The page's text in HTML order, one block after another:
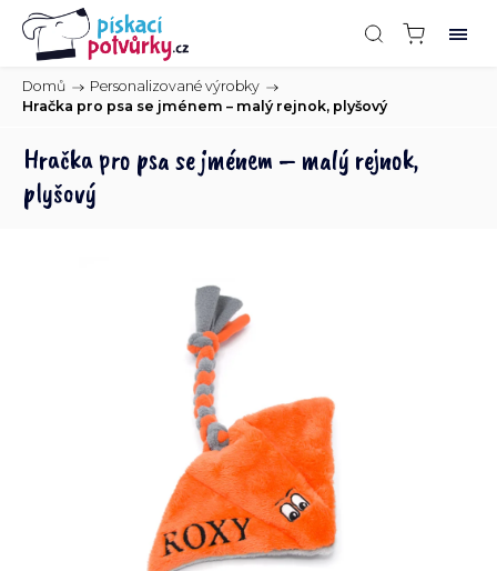
Domů / Personalizované výrobky /
Hračka pro psa se jménem – malý rejnok, plyšový
Hračka pro psa se jménem – malý rejnok,
plyšový